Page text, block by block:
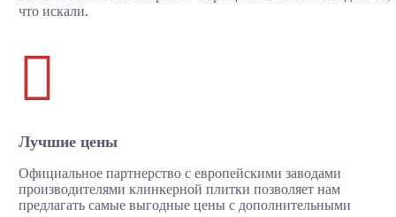
что искали.

Лучшие цены
Официальное партнерство с европейскими заводами
производителями клинкерной плитки позволяет нам
предлагать самые выгодные цены с дополнительными